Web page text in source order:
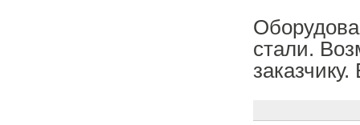
стали.